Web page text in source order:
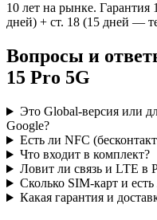
10 лет на рынке.
дней) + ст. 18 (15 дней —
Вопросы и
15 Pro 5G
Это Global-версия или
Google?
Есть ли NFC
Что входит в комплект?
Ловит ли связь и LTE в
Сколько SIM-карт и
Какая гарантия и